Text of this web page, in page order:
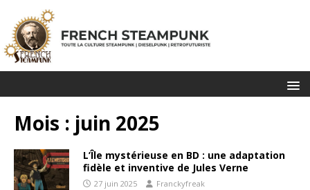
Mois : juin 2025
L’Île mystérieuse en BD : une adaptation
fidèle et inventive de Jules Verne
27 juin 2025 Franckyfreak